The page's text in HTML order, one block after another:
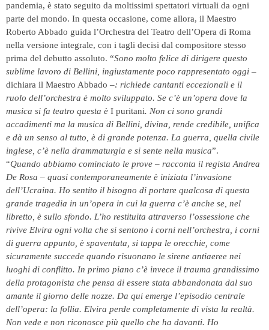
pandemia, è stato seguito da moltissimi spettatori virtuali da ogni
parte del mondo. In questa occasione, come allora, il Maestro
Roberto Abbado guida l’Orchestra del Teatro dell’Opera di Roma
nella versione integrale, con i tagli decisi dal compositore stesso
prima del debutto assoluto. “Sono molto felice di dirigere questo
sublime lavoro di Bellini, ingiustamente poco rappresentato oggi –
dichiara il Maestro Abbado –: richiede cantanti eccezionali e il
ruolo dell’orchestra è molto sviluppato. Se c’è un’opera dove la
musica si fa teatro questa è I puritani. Non ci sono grandi
accadimenti ma la musica di Bellini, divina, rende credibile, unifica
e dà un senso al tutto, è di grande potenza. La guerra, quella civile
inglese, c’è nella drammaturgia e si sente nella musica”.
“Quando abbiamo cominciato le prove – racconta il regista Andrea
De Rosa – quasi contemporaneamente è iniziata l’invasione
dell’Ucraina. Ho sentito il bisogno di portare qualcosa di questa
grande tragedia in un’opera in cui la guerra c’è anche se, nel
libretto, è sullo sfondo. L’ho restituita attraverso l’ossessione che
rivive Elvira ogni volta che si sentono i corni nell’orchestra, i corni
di guerra appunto, è spaventata, si tappa le orecchie, come
sicuramente succede quando risuonano le sirene antiaeree nei
luoghi di conflitto. In primo piano c’è invece il trauma grandissimo
della protagonista che pensa di essere stata abbandonata dal suo
amante il giorno delle nozze. Da qui emerge l’episodio centrale
dell’opera: la follia. Elvira perde completamente di vista la realtà.
Non vede e non riconosce più quello che ha davanti. Ho